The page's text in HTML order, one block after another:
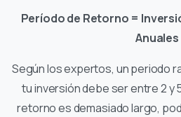
Período de Retorno =
Anuales
Según los expertos, un periodo
tu inversión debe ser entre 2 y
retorno es demasiado largo,